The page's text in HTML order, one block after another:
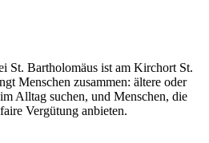
St. Bartholomäus ist am Kirchort St.
Menschen zusammen: ältere oder
Alltag suchen, und Menschen, die
Vergütung anbieten.